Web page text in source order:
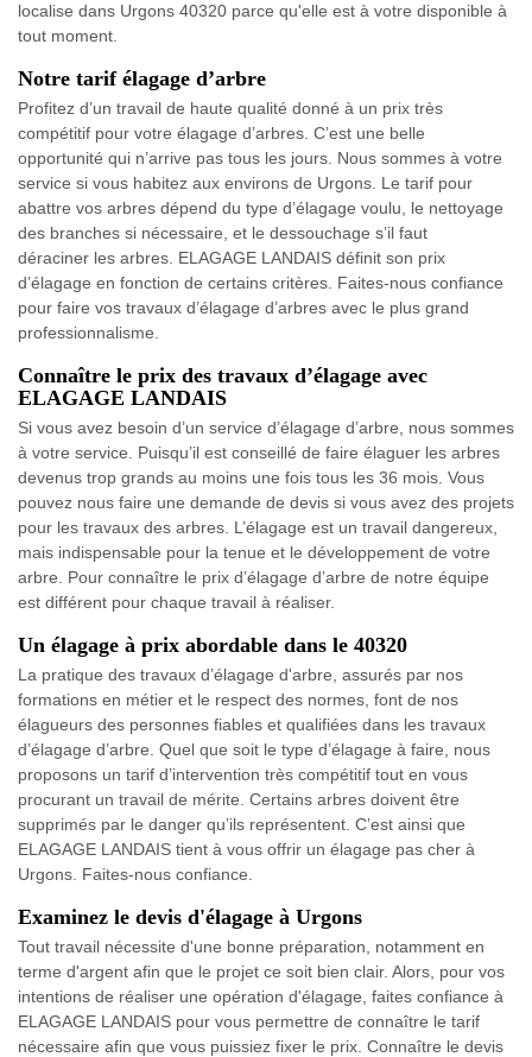
localise dans Urgons 40320 parce qu'elle est à votre disponible à
tout moment.
Notre tarif élagage d’arbre
Profitez d’un travail de haute qualité donné à un prix très
compétitif pour votre élagage d’arbres. C’est une belle
opportunité qui n’arrive pas tous les jours. Nous sommes à votre
service si vous habitez aux environs de Urgons. Le tarif pour
abattre vos arbres dépend du type d’élagage voulu, le nettoyage
des branches si nécessaire, et le dessouchage s’il faut
déraciner les arbres. ELAGAGE LANDAIS définit son prix
d’élagage en fonction de certains critères. Faites-nous confiance
pour faire vos travaux d’élagage d’arbres avec le plus grand
professionnalisme.
Connaître le prix des travaux d’élagage avec
ELAGAGE LANDAIS
Si vous avez besoin d’un service d’élagage d’arbre, nous sommes
à votre service. Puisqu’il est conseillé de faire élaguer les arbres
devenus trop grands au moins une fois tous les 36 mois. Vous
pouvez nous faire une demande de devis si vous avez des projets
pour les travaux des arbres. L’élagage est un travail dangereux,
mais indispensable pour la tenue et le développement de votre
arbre. Pour connaître le prix d’élagage d’arbre de notre équipe
est différent pour chaque travail à réaliser.
Un élagage à prix abordable dans le 40320
La pratique des travaux d’élagage d'arbre, assurés par nos
formations en métier et le respect des normes, font de nos
élagueurs des personnes fiables et qualifiées dans les travaux
d’élagage d’arbre. Quel que soit le type d’élagage à faire, nous
proposons un tarif d’intervention très compétitif tout en vous
procurant un travail de mérite. Certains arbres doivent être
supprimés par le danger qu’ils représentent. C’est ainsi que
ELAGAGE LANDAIS tient à vous offrir un élagage pas cher à
Urgons. Faites-nous confiance.
Examinez le devis d'élagage à Urgons
Tout travail nécessite d'une bonne préparation, notamment en
terme d'argent afin que le projet ce soit bien clair. Alors, pour vos
intentions de réaliser une opération d'élagage, faites confiance à
ELAGAGE LANDAIS pour vous permettre de connaître le tarif
nécessaire afin que vous puissiez fixer le prix. Connaître le devis